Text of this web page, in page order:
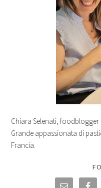
Chiara Selenati,
Grande appassionata di
Francia.